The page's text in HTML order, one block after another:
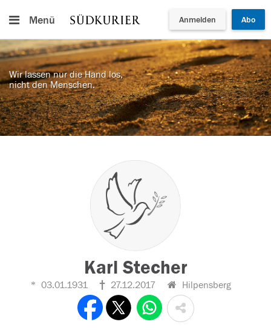
Menü Anmelden Abo
Wir lassen nur die Hand los,
nicht den Menschen.
Karl Stecher
03.01.1931 27.12.2017 Hilpensberg